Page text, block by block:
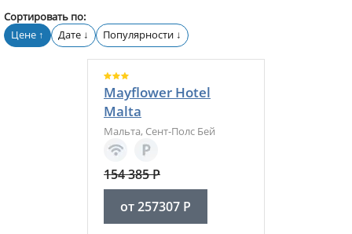
Сортировать по:
Цене ↑ Дате ↓ Популярности ↓
Mayflower Hotel
Malta
Мальта, Сент-Полс Бей
154 385Р
от257307 Р